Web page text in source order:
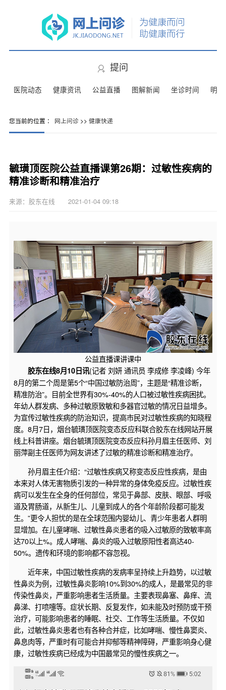
提问
医院动态 健康资讯 公益直播 图解新闻 坐诊时间 明
您当前的位置 ： 网上问诊>> 健康快递
毓璜顶医院公益直播课第26期：过敏性疾病的
精准诊断和精准治疗
来源：胶东在线 2021-01-04 09:18
公益直播课讲课中
胶东在线8月10日讯(记者 刘妍 通讯员 李成修 李凌峰) 今年
8月的第二个周是第5个“中国过敏防治周”，主题是“精准诊断，
精准防治”。目前全世界有30%-40%的人口被过敏性疾病困扰。
年幼人群发病、多种过敏原致敏和多器官过敏的情况日益增多。
为宣传过敏性疾病的防治知识，提高市民对过敏性疾病的知晓程
度。8月7日，烟台毓璜顶医院变态反应科联合胶东在线网站开展
线上科普讲座。烟台毓璜顶医院变态反应科孙月眉主任医师、刘
丽萍副主任医师为网友讲述了过敏的精准诊断和精准治疗。
孙月眉主任介绍：“过敏性疾病又称变态反应性疾病，是由
本来对人体无害物质引发的一种异常的身体免疫反应。过敏性疾
病可以发生在全身的任何部位，常见于鼻部、皮肤、眼部、呼吸
道及胃肠道，从新生儿、儿童到成人的各个年龄阶段都可能发
生。”更令人担忧的是在全球范围内婴幼儿、青少年患者人群明
显增加。在儿童哮喘、过敏性鼻炎患者的吸入过敏原的致敏率高
达70以上%。成人哮喘、鼻炎的吸入过敏原阳性者高达40-
50%。遗传和环境的影响都不容忽视。
近年来，中国过敏性疾病的发病率呈持续上升趋势，以过敏
性鼻炎为例，过敏性鼻炎影响10%到30%的成人，是最常见的非
传染性鼻炎，严重影响患者生活质量。主要表现鼻塞、鼻痒、流
鼻涕、打喷嚏等。症状长期、反复发作，如未能及时预防或干预
治疗，可能影响患者的睡眠、社交、工作等生活质量。不仅如
此，过敏性鼻炎患者也有各种合并症，比如哮喘、慢性鼻窦炎、
鼻息肉等，严重时有可能合并抑郁等精神障碍，严重影响身心健
康，过敏性疾病已经成为中国最常见的慢性疾病之一。